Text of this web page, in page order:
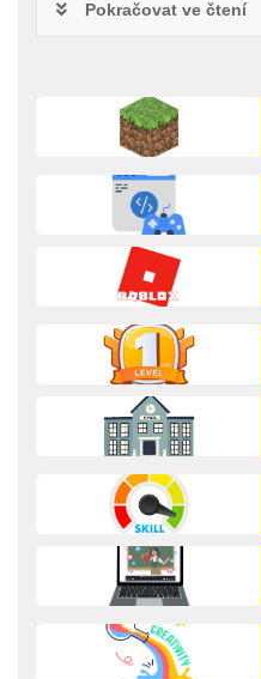
Pokračovat ve čtení